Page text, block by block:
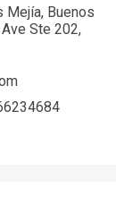
Mejía, Buenos
Ste 202,